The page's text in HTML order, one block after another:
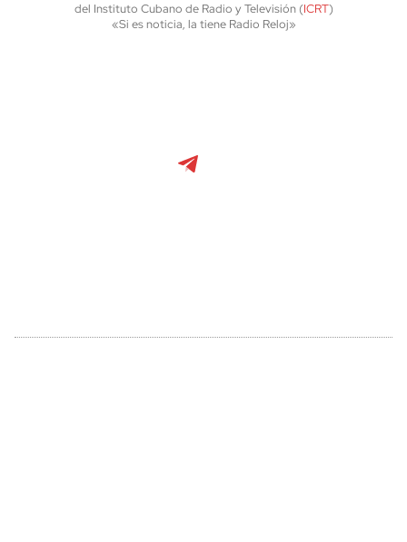
del Instituto Cubano de Radio y Televisión (ICRT)
«Si es noticia, la tiene Radio Reloj»